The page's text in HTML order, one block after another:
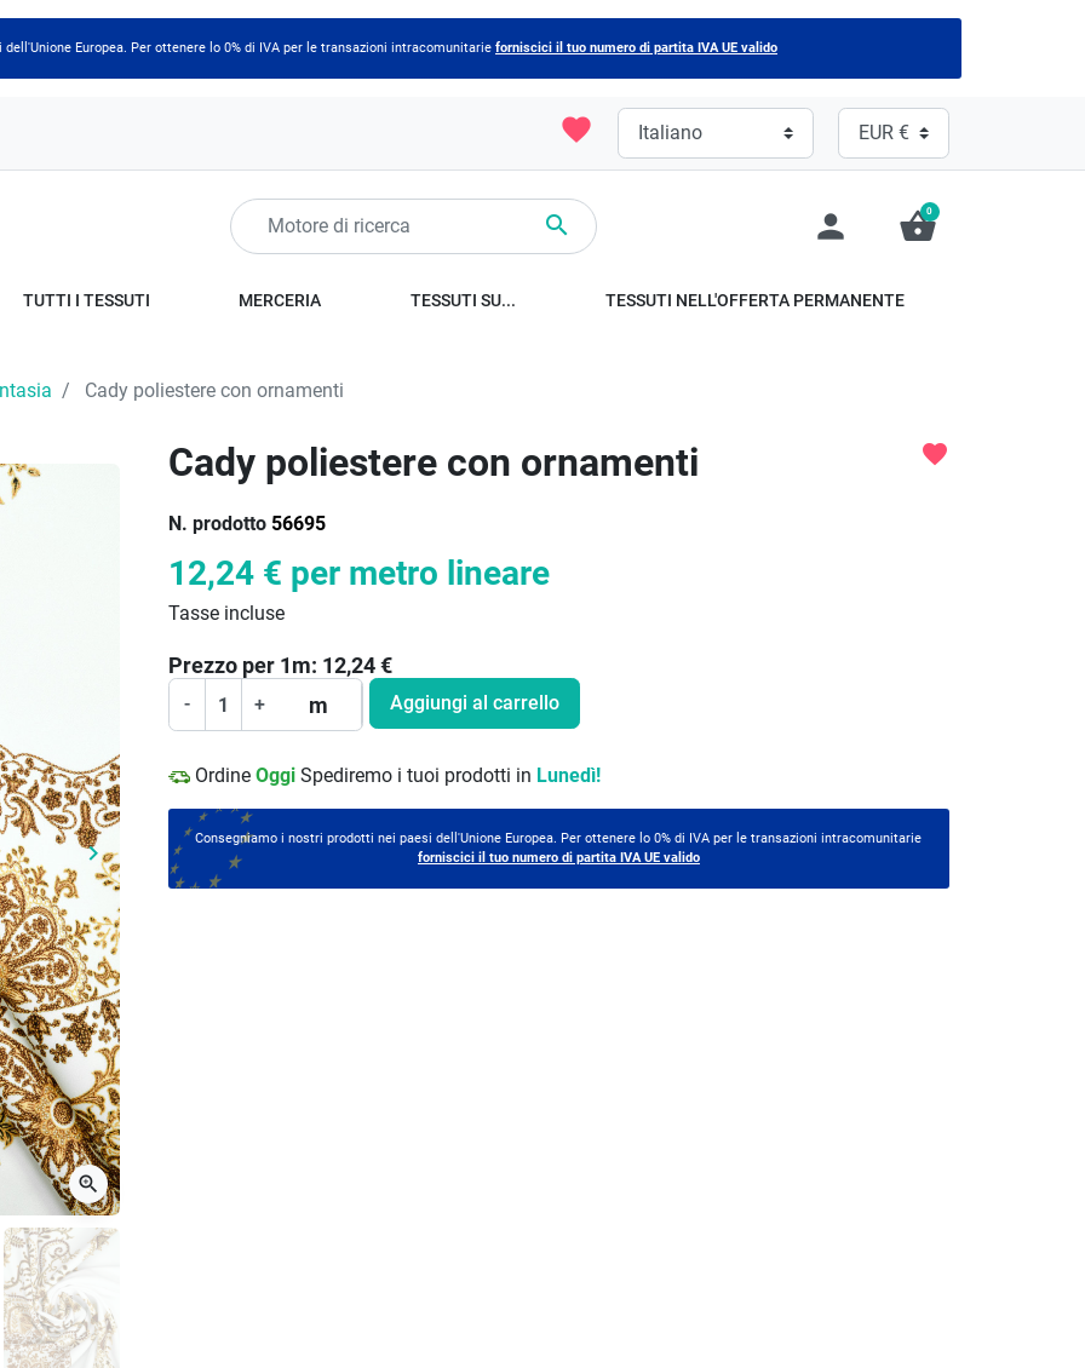
Europea. Per ottenere lo 0% di IVA per le transazioni intracomunitarie forniscici il tuo numero di partita IVA UE valido
favorite
 person shopping_basket
0
TUTTI I TESSUTI MERCERIA TESSUTI SU... TESSUTI NELL'OFFERTA PERMANENTE
Cady poliestere con ornamenti
Prossimo
keyboard_arrow_right
zoom_in
Cady poliestere con ornamenti
N. prodotto 56695
favorite
12,24 € per metro lineare
Tasse incluse
Prezzo per 1m: 12,24€
- + m Aggiungi al carrello
Ordine Oggi Spediremo i tuoi prodotti in Lunedì!
Consegniamo i nostri prodotti nei paesi dell'Unione Europea. Per ottenere lo 0% di IVA per le transazioni intracomunitarie
forniscici il tuo numero di partita IVA UE valido